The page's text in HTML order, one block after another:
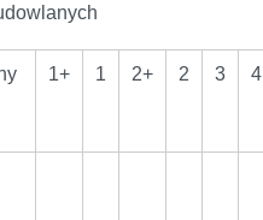
1+ 1 2+ 2 3 4